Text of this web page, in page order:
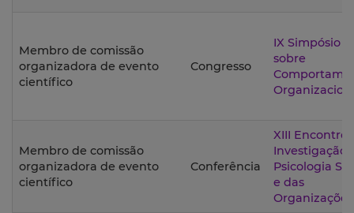
Membro de comissão
organizadora de evento
científico
Congresso
IX Simpósio
sobre
Membro de comissão
organizadora de evento
científico
Conferência
XIII Encontro
Investigação
Psicologia
e das
Organizações